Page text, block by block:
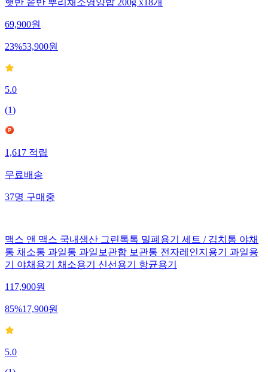
햇반 솥반 뿌리채소영양밥 200g x18개
69,900원
23%53,900원
5.0
(1)
1,617적립
무료배송
37명구매중
맥스 앤 맥스 국내생산 그린톡톡 밀폐용기 세트 / 김치통 야채
통 채소통 과일통 과일보관함 보관통 전자레인지용기 과일용
기 야채용기 채소용기 신선용기 항균용기
117,900원
85%17,900원
5.0